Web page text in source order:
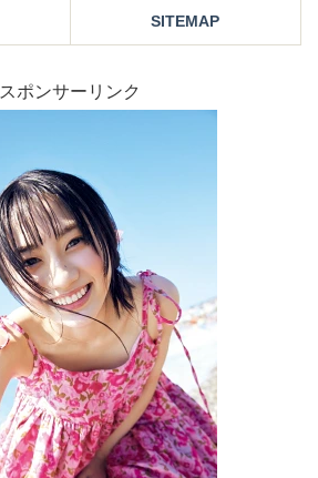
SITEMAP
スポンサーリンク